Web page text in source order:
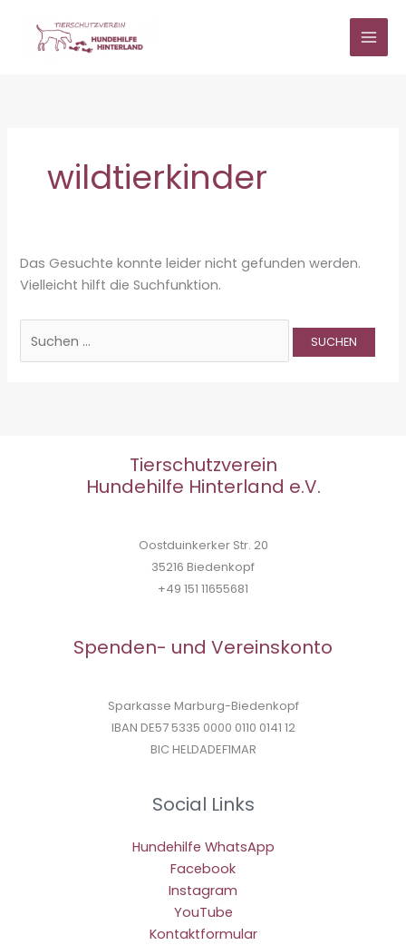
springen
wildtierkinder
Das Gesuchte konnte leider nicht gefunden werden.
Vielleicht hilft die Suchfunktion.
nach:
Tierschutzverein
Hundehilfe Hinterland e.V.
Oostduinkerker Str. 20
35216 Biedenkopf
+49 151 11655681
Spenden- und Vereinskonto
Sparkasse Marburg-Biedenkopf
IBAN DE57 5335 0000 0110 0141 12
BIC HELDADEF1MAR
Social Links
Hundehilfe WhatsApp
Facebook
Instagram
YouTube
Kontaktformular